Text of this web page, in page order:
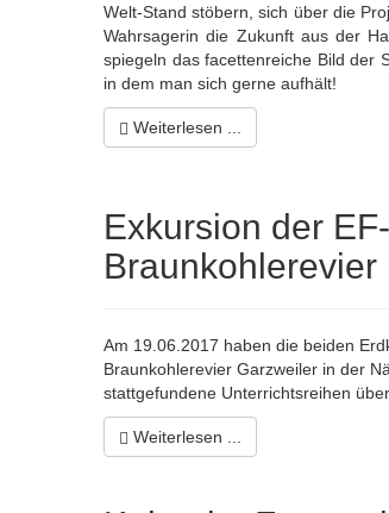
Welt-Stand stöbern, sich über die
Wahrsagerin die Zukunft aus der
spiegeln das facettenreiche Bild der
in dem man sich gerne aufhält!
Weiterlesen ...
Exkursion der
Braunkohlerevier
Am 19.06.2017 haben die beiden
Braunkohlerevier Garzweiler in der
stattgefundene Unterrichtsreihen
Weiterlesen ...